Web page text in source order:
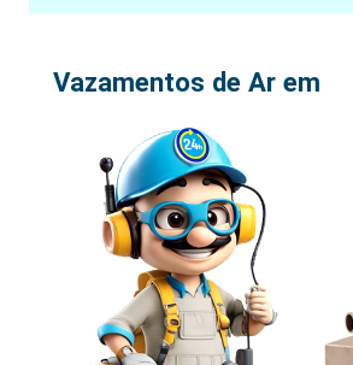
Vazamentos de Ar em